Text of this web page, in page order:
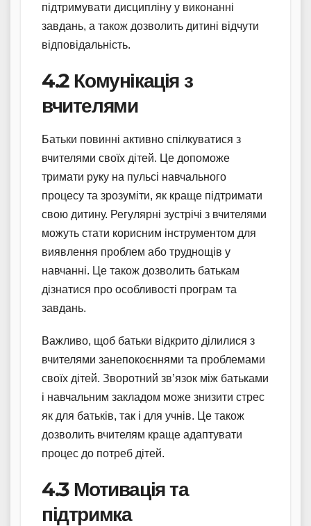
підтримувати дисципліну у виконанні
завдань, а також дозволить дитині відчути
відповідальність.
4.2 Комунікація з
вчителями
Батьки повинні активно спілкуватися з
вчителями своїх дітей. Це допоможе
тримати руку на пульсі навчального
процесу та зрозуміти, як краще підтримати
свою дитину. Регулярні зустрічі з вчителями
можуть стати корисним інструментом для
виявлення проблем або труднощів у
навчанні. Це також дозволить батькам
дізнатися про особливості програм та
завдань.
Важливо, щоб батьки відкрито ділилися з
вчителями занепокоєннями та проблемами
своїх дітей. Зворотний зв’язок між батьками
і навчальним закладом може знизити стрес
як для батьків, так і для учнів. Це також
дозволить вчителям краще адаптувати
процес до потреб дітей.
4.3 Мотивація та
підтримка